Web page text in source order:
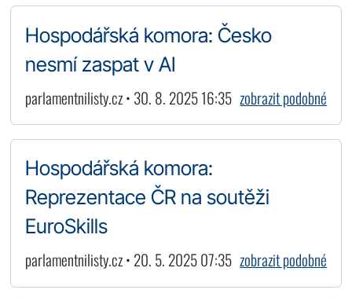
Hospodářská komora: Česko
nesmí zaspat v AI
parlamentnilisty.cz • 30. 8. 2025 16:35 zobrazit podobné
Hospodářská komora:
Reprezentace ČR na soutěži
EuroSkills
parlamentnilisty.cz • 20. 5. 2025 07:35 zobrazit podobné